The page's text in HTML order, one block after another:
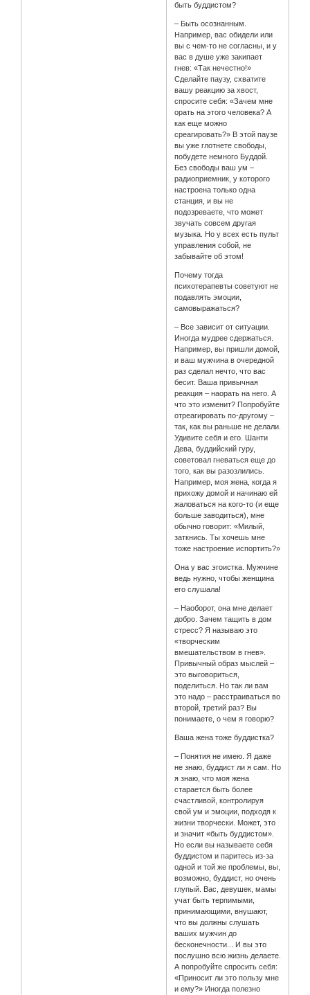
быть буддистом?
– Быть осознанным.
Например, вас обидели или
вы с чем-то не согласны, и у
вас в душе уже закипает
гнев: «Так нечестно!»
Сделайте паузу, схватите
вашу реакцию за хвост,
спросите себя: «Зачем мне
орать на этого человека? А
как еще можно
среагировать?» В этой паузе
вы уже глотнете свободы,
побудете немного Буддой.
Без свободы ваш ум –
радиоприемник, у которого
настроена только одна
станция, и вы не
подозреваете, что может
звучать совсем другая
музыка. Но у всех есть пульт
управления собой, не
забывайте об этом!
Почему тогда
психотерапевты советуют не
подавлять эмоции,
самовыражаться?
– Все зависит от ситуации.
Иногда мудрее сдержаться.
Например, вы пришли домой,
и ваш мужчина в очередной
раз сделал нечто, что вас
бесит. Ваша привычная
реакция – наорать на него. А
что это изменит? Попробуйте
отреагировать по-другому –
так, как вы раньше не делали.
Удивите себя и его. Шанти
Дева, буддийский гуру,
советовал гневаться еще до
того, как вы разозлились.
Например, моя жена, когда я
прихожу домой и начинаю ей
жаловаться на кого-то (и еще
больше заводиться), мне
обычно говорит: «Милый,
заткнись. Ты хочешь мне
тоже настроение испортить?»
Она у вас эгоистка. Мужчине
ведь нужно, чтобы женщина
его слушала!
– Наоборот, она мне делает
добро. Зачем тащить в дом
стресс? Я называю это
«творческим
вмешательством в гнев».
Привычный образ мыслей –
это выговориться,
поделиться. Но так ли вам
это надо – расстраиваться во
второй, третий раз? Вы
понимаете, о чем я говорю?
Ваша жена тоже буддистка?
– Понятия не имею. Я даже
не знаю, буддист ли я сам. Но
я знаю, что моя жена
старается быть более
счастливой, контролируя
свой ум и эмоции, подходя к
жизни творчески. Может, это
и значит «быть буддистом».
Но если вы называете себя
буддистом и паритесь из-за
одной и той же проблемы, вы,
возможно, буддист, но очень
глупый. Вас, девушек, мамы
учат быть терпимыми,
принимающими, внушают,
что вы должны слушать
ваших мужчин до
бесконечности... И вы это
послушно всю жизнь делаете.
А попробуйте спросить себя:
«Приносит ли это пользу мне
и ему?» Иногда полезно